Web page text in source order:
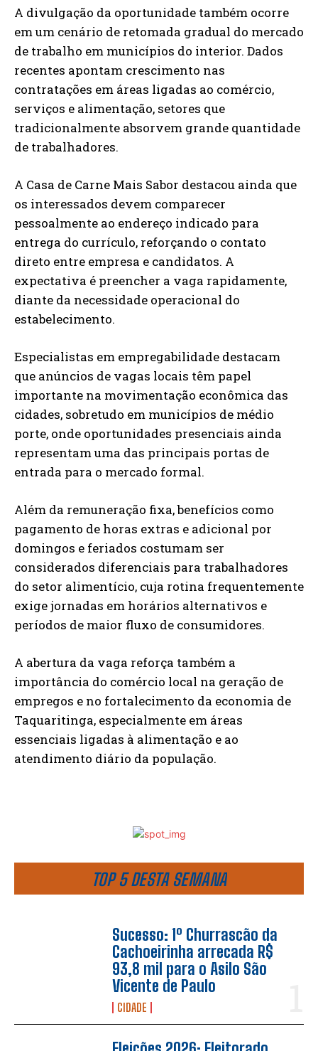
TOP 5 DESTA SEMANA
Sucesso: 1º Churrascão da
Cachoeirinha arrecada R$
93,8 mil para o Asilo São
Vicente de Paulo
CIDADE
A divulgação da oportunidade também ocorre
em um cenário de retomada gradual do mercado
de trabalho em municípios do interior. Dados
recentes apontam crescimento nas
contratações em áreas ligadas ao comércio,
serviços e alimentação, setores que
tradicionalmente absorvem grande quantidade
de trabalhadores.
A Casa de Carne Mais Sabor destacou ainda que
os interessados devem comparecer
pessoalmente ao endereço indicado para
entrega do currículo, reforçando o contato
direto entre empresa e candidatos. A
expectativa é preencher a vaga rapidamente,
diante da necessidade operacional do
estabelecimento.
Especialistas em empregabilidade destacam
que anúncios de vagas locais têm papel
importante na movimentação econômica das
cidades, sobretudo em municípios de médio
porte, onde oportunidades presenciais ainda
representam uma das principais portas de
entrada para o mercado formal.
Além da remuneração fixa, benefícios como
pagamento de horas extras e adicional por
domingos e feriados costumam ser
considerados diferenciais para trabalhadores
do setor alimentício, cuja rotina frequentemente
exige jornadas em horários alternativos e
períodos de maior fluxo de consumidores.
A abertura da vaga reforça também a
importância do comércio local na geração de
empregos e no fortalecimento da economia de
Taquaritinga, especialmente em áreas
essenciais ligadas à alimentação e ao
atendimento diário da população.